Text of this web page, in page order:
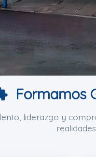
Formamos
liderazgo y